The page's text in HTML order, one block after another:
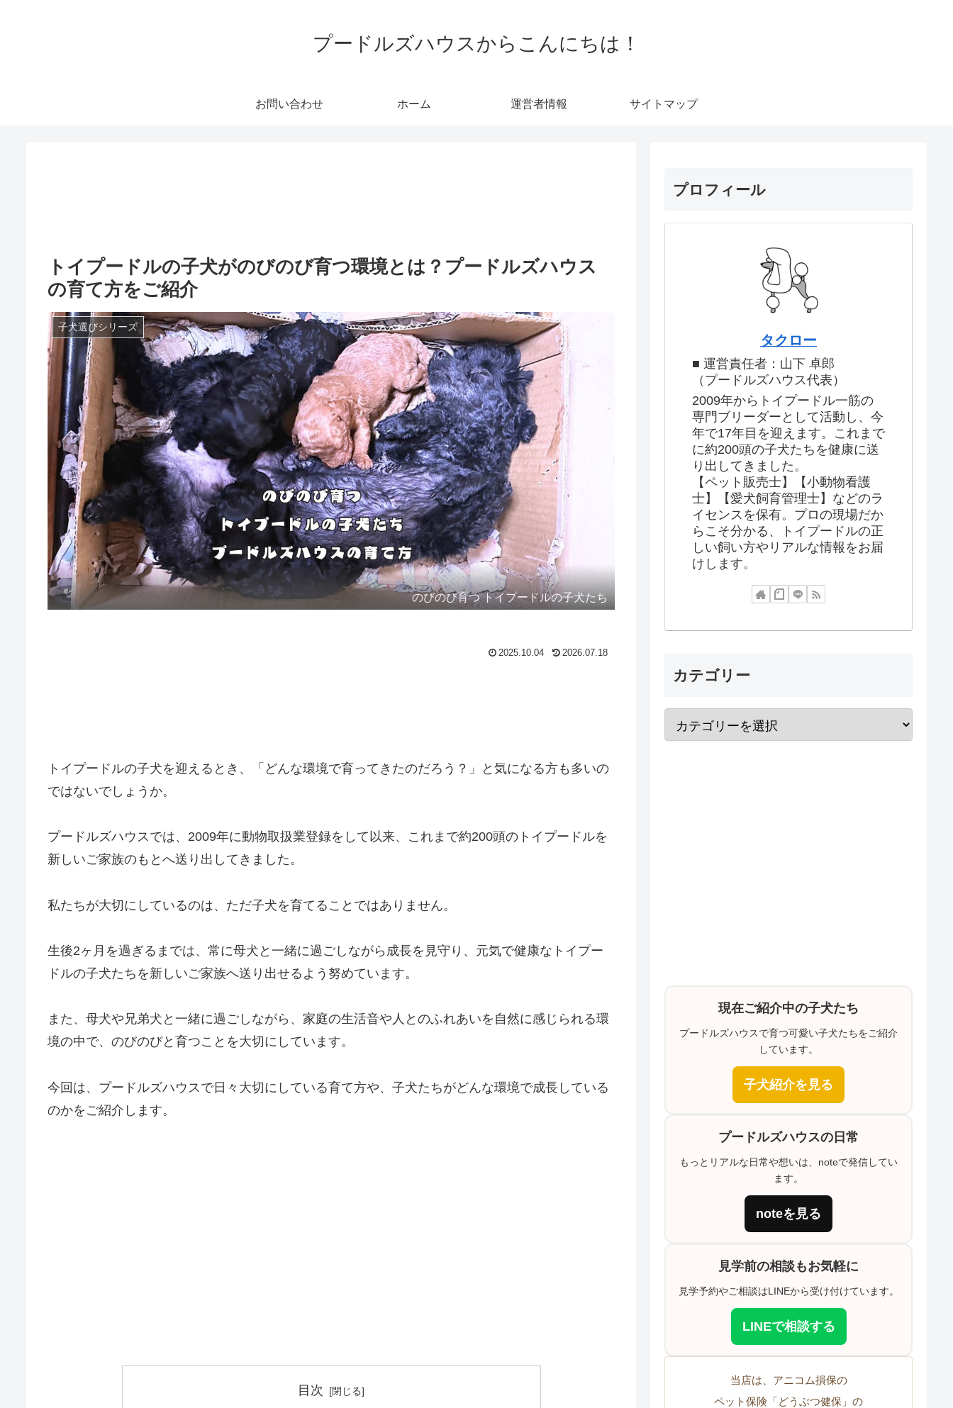
プードルズハウスからこんにちは！
お問い合わせ ホーム 運営者情報 サイトマップ
トイプードルの子犬がのびのび育つ環境とは？プードルズハウス
の育て方をご紹介
子犬選びシリーズ
のびのび育つ トイプードルの子犬たち
2025.10.04 2026.07.18
トイプードルの子犬を迎えるとき、「どんな環境で育ってきたのだろう？」と気になる方も多いの
ではないでしょうか。
プードルズハウスでは、2009年に動物取扱業登録をして以来、これまで約200頭のトイプードルを
新しいご家族のもとへ送り出してきました。
私たちが大切にしているのは、ただ子犬を育てることではありません。
生後2ヶ月を過ぎるまでは、常に母犬と一緒に過ごしながら成長を見守り、元気で健康なトイプー
ドルの子犬たちを新しいご家族へ送り出せるよう努めています。
また、母犬や兄弟犬と一緒に過ごしながら、家庭の生活音や人とのふれあいを自然に感じられる環
境の中で、のびのびと育つことを大切にしています。
今回は、プードルズハウスで日々大切にしている育て方や、子犬たちがどんな環境で成長している
のかをご紹介します。
目次
プロフィール
タクロー
■ 運営責任者：山下 卓郎
（プードルズハウス代表）
2009年からトイプードル一筋の
専門ブリーダーとして活動し、今
年で17年目を迎えます。これまで
に約200頭の子犬たちを健康に送
り出してきました。
【ペット販売士】【小動物看護
士】【愛犬飼育管理士】などのラ
イセンスを保有。プロの現場だか
らこそ分かる、トイプードルの正
しい飼い方やリアルな情報をお届
けします。
カテゴリー
現在ご紹介中の子犬たち
プードルズハウスで育つ可愛い子犬たちをご紹介
しています。
子犬紹介を見る
プードルズハウスの日常
もっとリアルな日常や想いは、noteで発信してい
ます。
noteを見る
見学前の相談もお気軽に
見学予約やご相談はLINEから受け付けています。
LINEで相談する
当店は、アニコム損保の
ペット保険「どうぶつ健保」の